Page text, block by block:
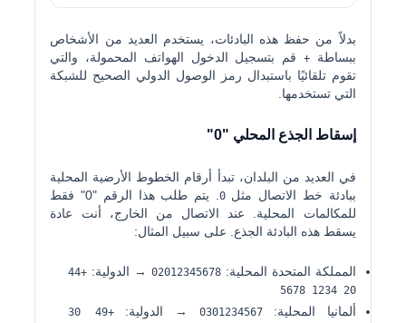
بدلاً من حفظ هذه البادئات، يستخدم العديد من الأشخاص
ببساطة+ قم بتسجيل الدخول الهواتف المحمولة، والتي
تقوم تلقائيًا باستبدال رمز الوصول الدولي الصحيح للشبكة
التي تستخدمها.
إسقاط الجذع المحلي "0"
في العديد من البلدان، تبدأ أرقام الخطوط الأرضية المحلية
ببادئة خط الاتصال مثل0
. يتم طلب هذا الرقم "0" فقط
للمكالمات المحلية. عند الاتصال من الخارج، أنت عادة
يسقط هذه البادئة الجذع. على سبيل المثال:
المملكة المتحدة المحلية: 02012345678 → الدولية:
+44
20 1234 5678
ألمانيا المحلية:0301234567 → الدولية: +49 30